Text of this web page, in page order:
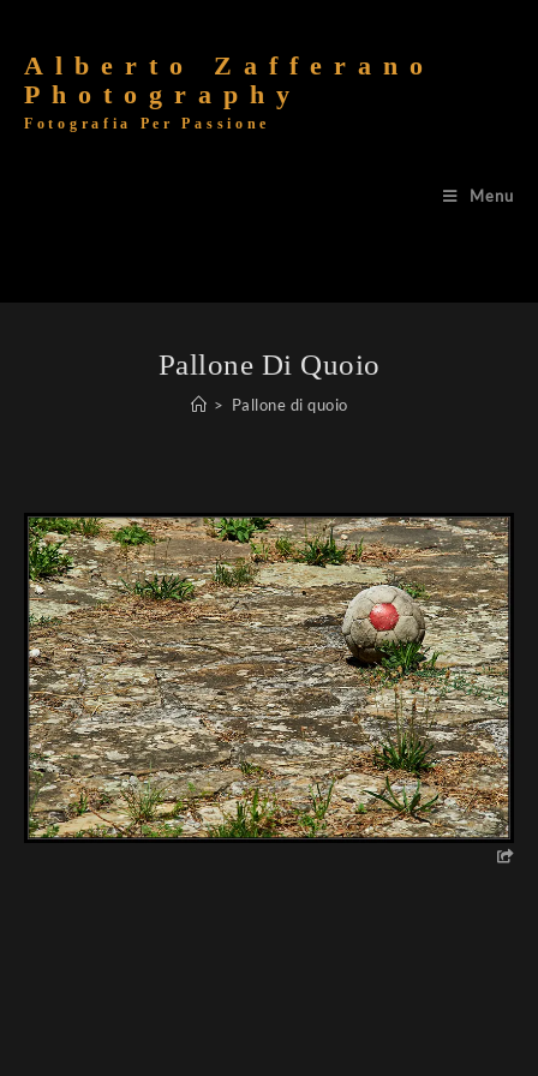
Alberto Zafferano
Photography
Fotografia Per Passione
Menu
Pallone Di Quoio
> Pallone di quoio